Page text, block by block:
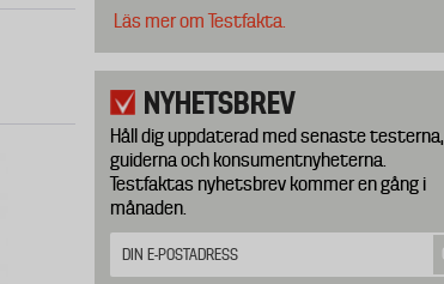
Läs mer om Testfakta.
NYHETSBREV
Håll dig uppdaterad med senaste testerna,
guiderna och konsumentnyheterna.
Testfaktas nyhetsbrev kommer en gång i
månaden.